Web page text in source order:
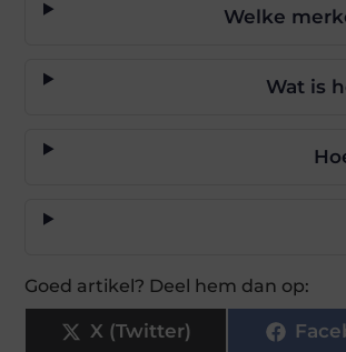
Welke
Wat is
Goed artikel? Deel hem dan op:
X (Twitter)